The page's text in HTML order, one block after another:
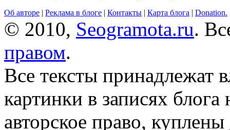
Об авторе | Реклама в блоге | Контакты | Карта блога | Donation.
© 2010, Seogramota.ru.
правом.
Все тексты принадлежат
картинки в записях
авторское право, куплены